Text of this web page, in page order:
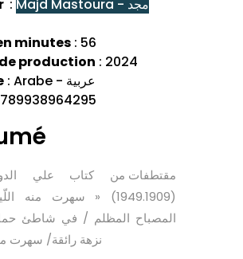
: Majd Mastoura - مجد
minutes : 56
production : 2024
: Arabe - عربية
مقتطفات من كتاب علي
(1949.1909) « سهرت منه
المصباح المظلم / في شاطئ
نزهة رائقة/ سهرت